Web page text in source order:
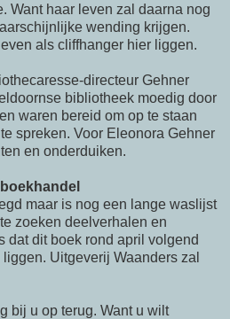
Want haar leven zal daarna nog
wending krijgen.
als cliffhanger hier liggen.
directeur Gehner
bibliotheek moedig door
waren bereid om op te staan
spreken. Voor Eleonora Gehner
en onderduiken.
maar is nog een lange waslijst
zoeken deelverhalen en
dat dit boek rond april volgend
Uitgeverij Waanders zal
bij u op terug. Want u wilt